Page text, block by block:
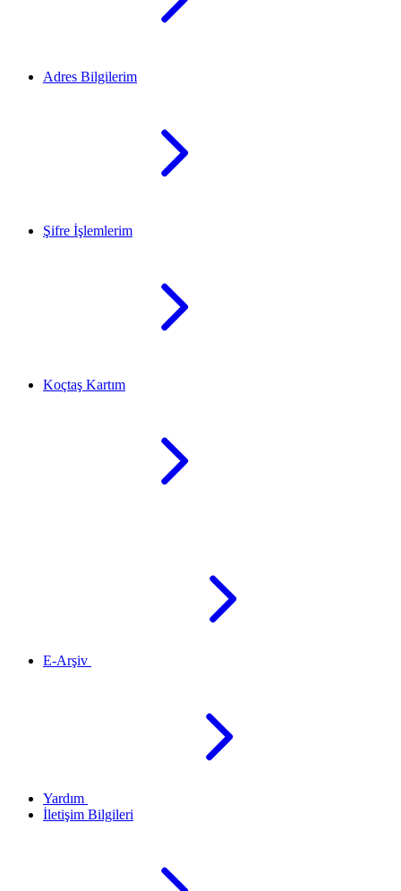
Adres Bilgilerim
Şifre İşlemlerim
Koçtaş Kartım
E-Arşiv
Yardım
İletişim Bilgileri